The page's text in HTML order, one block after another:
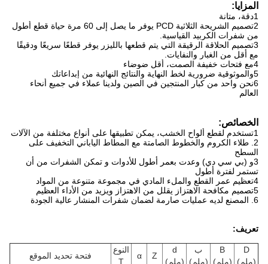
المزايا:
1دقة، متانة
2تصميم الشريحة الثلاثية PCD يوفر ما يصل إلى 60 مرة حياة قطع أطول
من شفرات الكربيد القياسية.
3تصميم الحلاقة الرقيقة التي يتم قطعها بالليزر يوفر قطعًا سريعًا ودقيقًا
مع أقل من الغبار والنفايات.
4مع فتحات خفيفة الصمت، أقل ضوضاء
5والموثوقية ضرورية لخط النهاية والنتائج النهائية من إبداعاتك
6نحن واحد من كبار المنتجين في الصين ولدينا عملاء في جميع أنحاء
العالم
الخصائص:
1تستخدم لقطع ألواح الخشب، يمكن تطبيقها على أنواع مختلفة من الآلات
2. طلاء الكروم والخطوط الصامتة مع المطاط الياباني التخفيف على
السطح
3و (بي سي دي) وعدت بعمر أطول للأدوات و تمكن الشفرات من أن
تستمر لفترة أطول
4تعظيم عمر القطع والملء المادي في مجموعة متنوعة من المواد
5تصميم مكافحة الاهتزاز يقلل من الاهتزاز ويزيد من الأداء العظيم
6. المصنع لديه عمليات صارمة لضمان شفرات المنشار عالية الجودة
تعريف:
D
(ملم)
B
(ملم)
ب
(ملم)
d
(ملم)
Z
α
النوع
T
فتحة تحديد الموقع